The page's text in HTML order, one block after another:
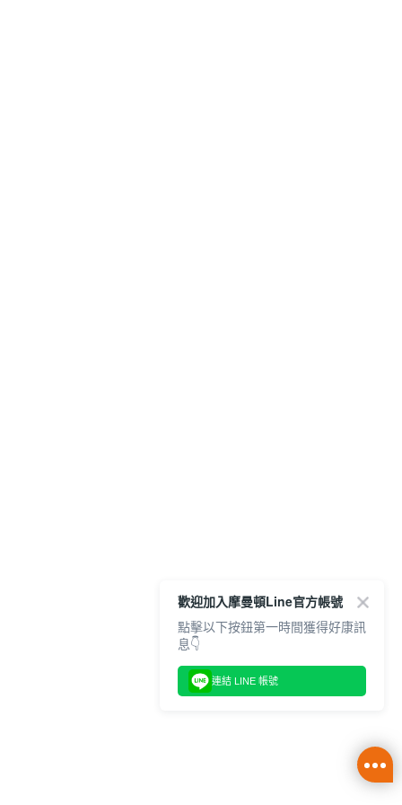
歡迎加入摩曼頓Line官方帳號
點擊以下按鈕第一時間獲得好康訊
息👇
連結 LINE 帳號